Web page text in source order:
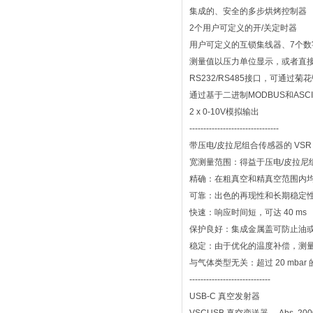
集成的、安全的多步烘烤控制器
2个用户可定义的开/关定时器
用户可定义的互锁集线器、7个
测量值以压力单位显示，或者直
RS232/RS485接口，可通过菊
通过基于二进制MODBUS和
2 x 0-10V模拟输出
--------------------------------
带压电/皮拉尼组合传感器的
宽测量范围：得益于压电/皮拉尼
精确：在粗真空和精真空范围内
可靠：出色的再现性和长期稳定
快速：响应时间短，可达 40 ms
保护良好：集成金属盖可防止油
稳定：由于优化的温度补偿，测
与气体类型无关：超过 20 mbar
-----------------------------
USB-C 真空发射器